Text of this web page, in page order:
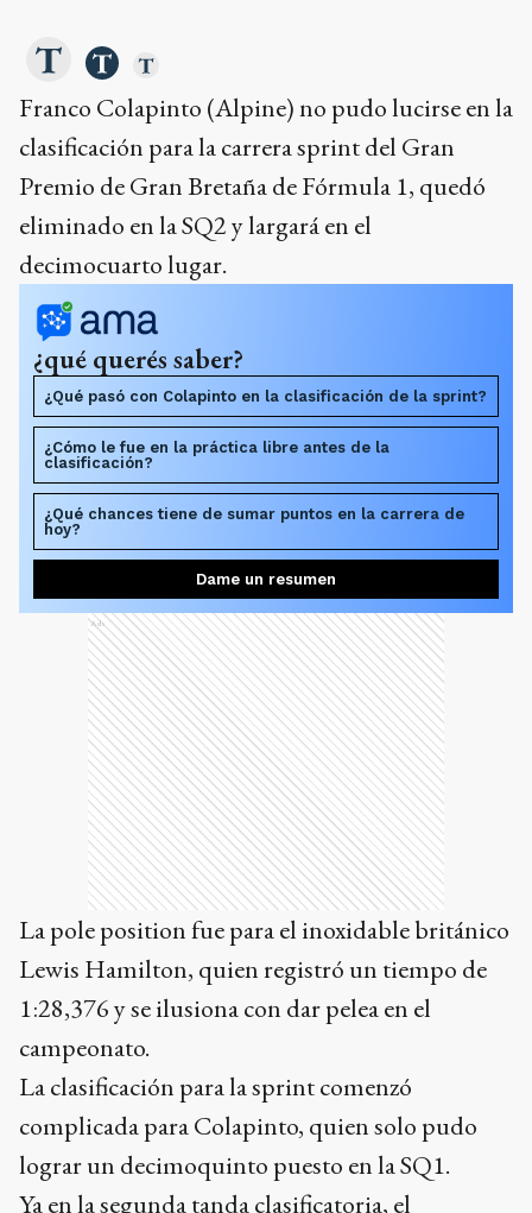
Franco Colapinto (Alpine) no pudo lucirse en la
clasificación para la carrera sprint del Gran
Premio de Gran Bretaña de Fórmula 1, quedó
eliminado en la SQ2 y largará en el
decimocuarto lugar.
¿qué querés saber?
¿Qué pasó con Colapinto en la clasificación de la sprint?
¿Cómo le fue en la práctica libre antes de la
clasificación?
¿Qué chances tiene de sumar puntos en la carrera de
hoy?
Dame un resumen
Ads
La pole position fue para el inoxidable británico
Lewis Hamilton, quien registró un tiempo de
1:28,376 y se ilusiona con dar pelea en el
campeonato.
La clasificación para la sprint comenzó
complicada para Colapinto, quien solo pudo
lograr un decimoquinto puesto en la SQ1.
Ya en la segunda tanda clasificatoria, el